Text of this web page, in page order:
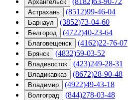
Архангельск
Астрахань (8512)99-46-04
Барнаул (3852)73-04-60
Белгород (4722)40-23-64
Благовещенск (4162)22-76-07
Брянск (4832)59-03-52
Владивосток (423)249-28-31
Владикавказ (8672)28-90-48
Владимир (4922)49-43-18
Волгоград (844)278-03-48